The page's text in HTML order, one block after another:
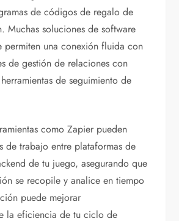
de códigos de regalo de
Muchas soluciones de software
permiten una conexión fluida con
de gestión de relaciones con
de seguimiento de
como Zapier pueden
de trabajo entre plataformas de
de tu juego, asegurando que
se recopile y analice en tiempo
puede mejorar
la eficiencia de tu ciclo de